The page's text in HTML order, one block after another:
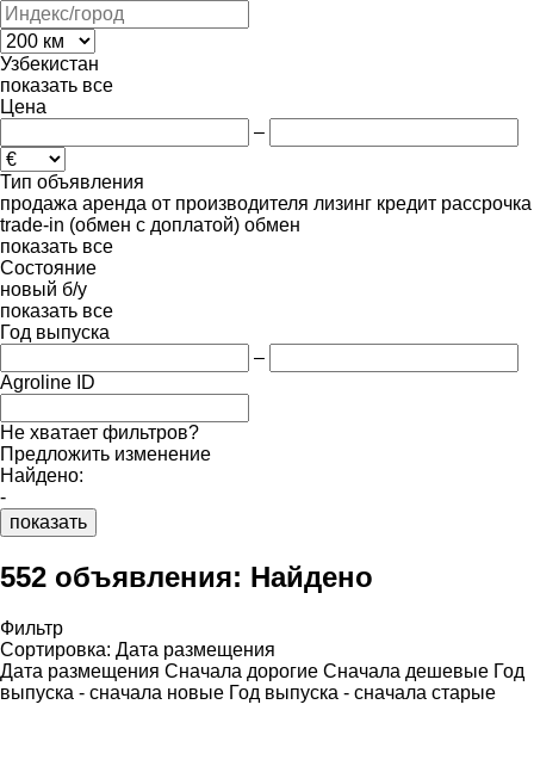
Узбекистан
показать все
Цена
–
Тип объявления
продажа аренда от производителя лизинг кредит рассрочка
trade-in (обмен с доплатой) обмен
показать все
Состояние
новый б/у
показать все
Год выпуска
–
Agroline ID
Не хватает фильтров?
Предложить изменение
Найдено:
-
показать
552 объявления: Найдено
Фильтр
Сортировка: Дата размещения
Дата размещения Сначала дорогие Сначала дешевые Год
выпуска - сначала новые Год выпуска - сначала старые